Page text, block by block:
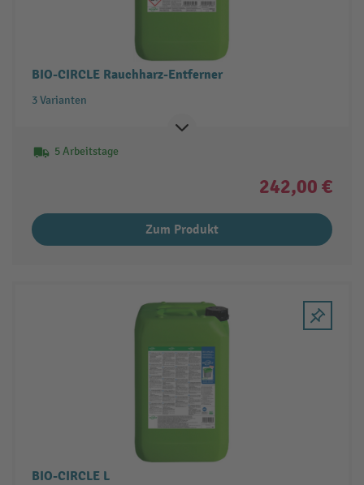
BIO-CIRCLE Rauchharz-Entferner
3 Varianten
5 Arbeitstage
242,00 €
Zum Produkt
BIO-CIRCLE L